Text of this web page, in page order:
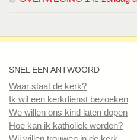
SNEL EEN ANTWOORD
Waar staat de kerk?
Ik wil een kerkdienst bezoeken
We willen ons kind laten dopen
Hoe kan ik katholiek worden?